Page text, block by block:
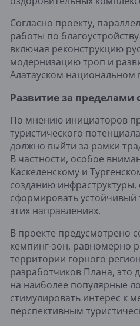
Согласно проекту,
работы по
включая реконструкцию
модернизацию троп и
Алатауском национальном
Развитие за
По мнению инициаторов
туристического
должно выйти за рамки
В частности, особое
Каскеленскому и
созданию
сформировать устойчивый
этих направлениях.
В проекте предусмотрено
кемпинг-зон, равномерно
территории горного
разработчиков Плана, это
на наиболее популярные
стимулировать интерес к
перспективным